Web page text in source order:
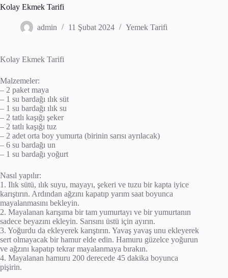
Kolay Ekmek Tarifi
admin 11 Şubat 2024 Yemek Tarifi
Kolay Ekmek Tarifi
Malzemeler:
– 2 paket maya
– 1 su bardağı ılık süt
– 1 su bardağı ılık su
– 2 tatlı kaşığı şeker
– 2 tatlı kaşığı tuz
– 2 adet orta boy yumurta (birinin sarısı ayrılacak)
– 6 su bardağı un
– 1 su bardağı yoğurt
Nasıl yapılır:
1. Ilık sütü, ılık suyu, mayayı, şekeri ve tuzu bir kapta iyice
karıştırın. Ardından ağzını kapatıp yarım saat boyunca
mayalanmasını bekleyin.
2. Mayalanan karışıma bir tam yumurtayı ve bir yumurtanın
sadece beyazını ekleyin. Sarısını üstü için ayırın.
3. Yoğurdu da ekleyerek karıştırın. Yavaş yavaş unu ekleyerek
sert olmayacak bir hamur elde edin. Hamuru güzelce yoğurun
ve ağzını kapatıp tekrar mayalanmaya bırakın.
4. Mayalanan hamuru 200 derecede 45 dakika boyunca
pişirin.